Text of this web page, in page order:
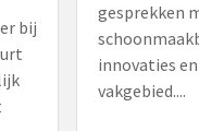
bij
gesprekken
innovaties
vakgebied....